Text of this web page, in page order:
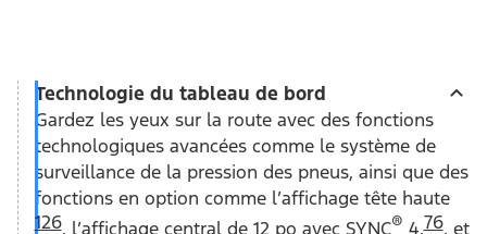
Technologie du tableau de bord
Gardez les yeux sur la route avec des fonctions
technologiques avancées comme le système de
surveillance de la pression des pneus, ainsi que des
fonctions en option comme l’affichage tête haute
126
® 76